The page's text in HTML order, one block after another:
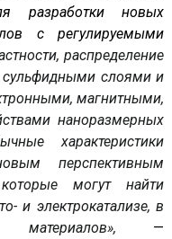
разработки новых
с регулируемыми
распределение
слоями и
магнитными,
наноразмерных
характеристики
перспективным
которые могут найти
и электрокатализе, в
материалов», —